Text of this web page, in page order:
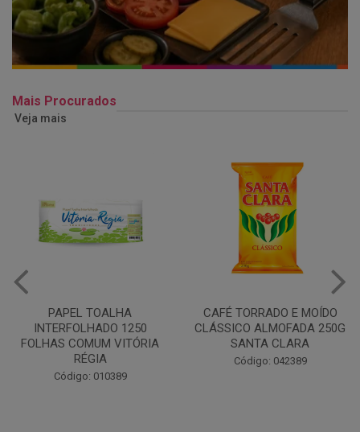
Mais Procurados
Veja mais
CAFÉ TORRADO E MOÍDO
CLÁSSICO ALMOFADA 250G
SANTA CLARA
Código: 042389
Copo Plástico Branco 180ml
Pacote c/100 - Cristalcopo
Código: 031413